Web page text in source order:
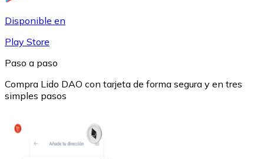
Disponible en
Play Store
Paso a paso
Compra Lido DAO con tarjeta de forma segura y en tres
simples pasos